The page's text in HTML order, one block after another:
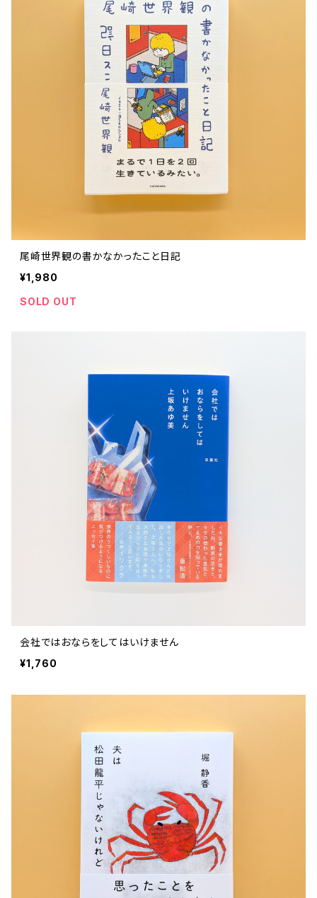
尾崎世界観の書かなかったこと日記
¥1,980
SOLD OUT
会社ではおならをしてはいけません
¥1,760